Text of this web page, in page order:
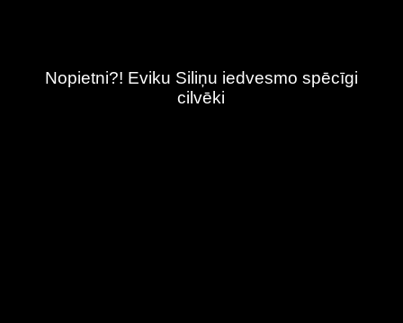
Nopietni?! Eviku Siliņu iedvesmo spēcīgi
cilvēki